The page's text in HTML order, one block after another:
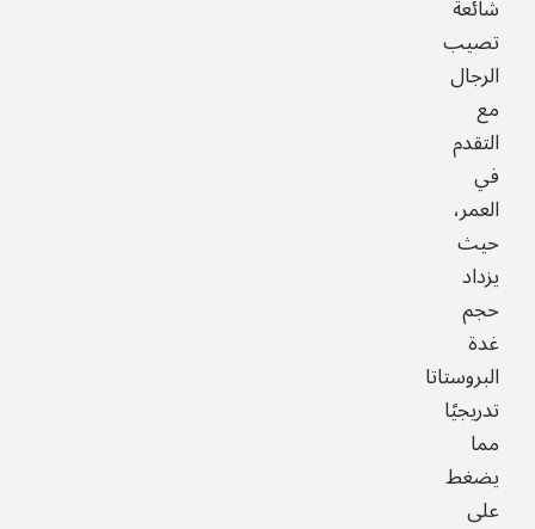
شائعة
تصيب
الرجال
مع
التقدم
في
العمر،
حيث
يزداد
حجم
غدة
البروستاتا
تدريجيًا
مما
يضغط
على